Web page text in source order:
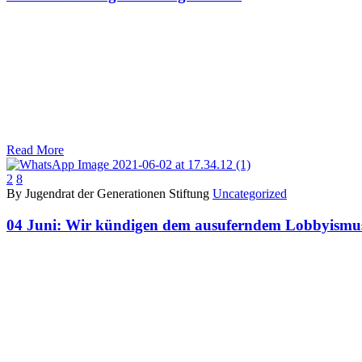
Read More
2 8
By Jugendrat der Generationen Stiftung Uncategorized
04 Juni: Wir kündigen dem ausuferndem